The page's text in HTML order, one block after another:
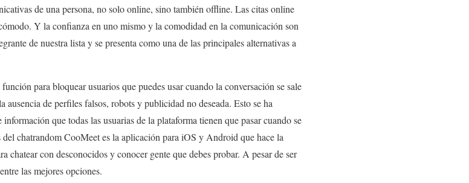
de una persona, no solo online, sino también offline. Las citas online
Y la confianza en uno mismo y la comodidad en la comunicación son
de nuestra lista y se presenta como una de las principales alternativas a
para bloquear usuarios que puedes usar cuando la conversación se sale
de perfiles falsos, robots y publicidad no deseada. Esto se ha
que todas las usuarias de la plataforma tienen que pasar cuando se
chatrandom CooMeet es la aplicación para iOS y Android que hace la
chatear con desconocidos y conocer gente que debes probar. A pesar de ser
las mejores opciones.